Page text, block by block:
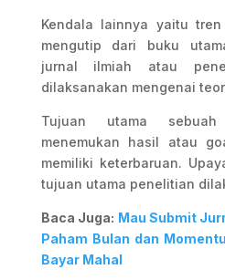
Kendala lainnya yaitu
mengutip dari buku
jurnal ilmiah atau
dilaksanakan mengenai
Tujuan utama
menemukan hasil atau
memiliki keterbaruan.
tujuan utama penelitian
Baca Juga: Mau Submit
Paham Bulan dan
Bayar Mahal